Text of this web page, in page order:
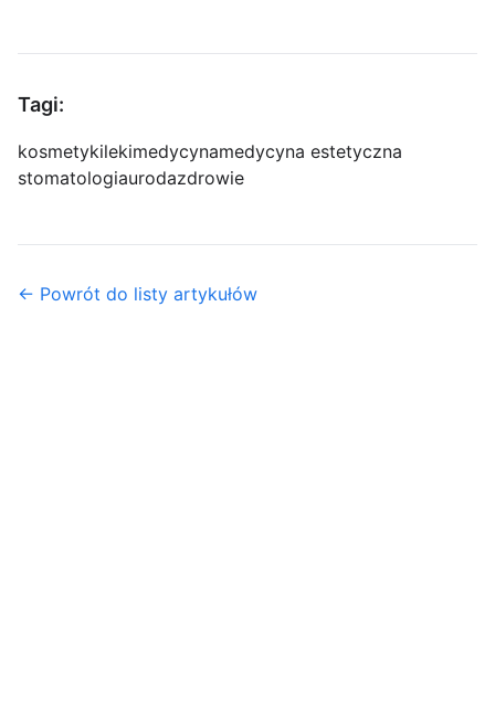
Tagi:
kosmetykilekimedycynamedycyna estetyczna
stomatologiaurodazdrowie
← Powrót do listy artykułów